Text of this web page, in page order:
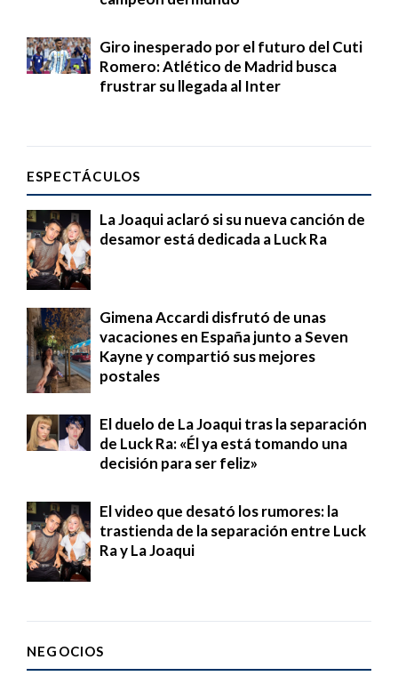
Giro inesperado por el futuro del Cuti
Romero: Atlético de Madrid busca
frustrar su llegada al Inter
ESPECTÁCULOS
La Joaqui aclaró si su nueva canción de
desamor está dedicada a Luck Ra
Gimena Accardi disfrutó de unas
vacaciones en España junto a Seven
Kayne y compartió sus mejores
postales
El duelo de La Joaqui tras la separación
de Luck Ra: «Él ya está tomando una
decisión para ser feliz»
El video que desató los rumores: la
trastienda de la separación entre Luck
Ra y La Joaqui
NEGOCIOS